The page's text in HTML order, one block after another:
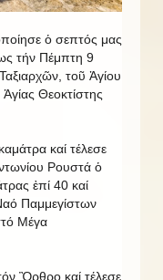
ὁ σεπτός μας
τήν Πέμπτη 9
τοῦ Ἁγίου
Θεοκτίστης
καί τέλεσε
Ρουστά ὁ
ἐπί 40 καί
Παμμεγίστων
Μέγα
Ὂρθρο καί τέλεσε